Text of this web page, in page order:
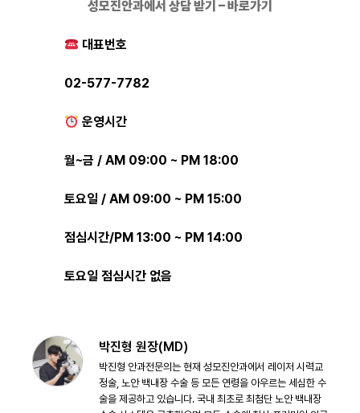
성모진안과에서 상담 받기 – 바로가기
대표번호
02-577-7782
운영시간
월~금 / AM 09:00 ~ PM 18:00
토요일 / AM 09:00 ~ PM 15:00
점심시간/PM 13:00 ~ PM 14:00
토요일 점심시간 없음
박진형 원장(MD)
박진형 안과전문의는 현재 성모진안과에서 레이저 시력교
정술, 노안 백내장 수술 등 모든 연령을 아우르는 세심한 수
술을 제공하고 있습니다. 국내 최초로 최첨단 노안 백내장